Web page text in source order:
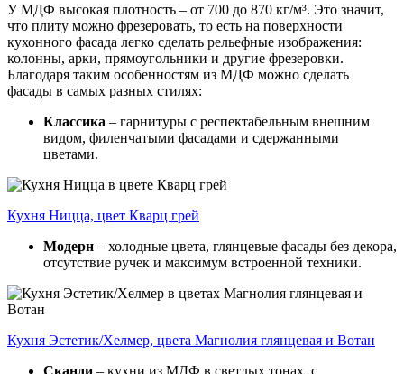
У МДФ высокая плотность – от 700 до 870 кг/м³. Это значит,
что плиту можно фрезеровать, то есть на поверхности
кухонного фасада легко сделать рельефные изображения:
колонны, арки, прямоугольники и другие фрезеровки.
Благодаря таким особенностям из МДФ можно сделать
фасады в самых разных стилях:
Классика – гарнитуры с респектабельным внешним
видом, филенчатыми фасадами и сдержанными
цветами.
Кухня Ницца, цвет Кварц грей
Модерн – холодные цвета, глянцевые фасады без декора,
отсутствие ручек и максимум встроенной техники.
Кухня Эстетик/Хелмер, цвета Магнолия глянцевая и Вотан
Сканди – кухни из МДФ в светлых тонах, с